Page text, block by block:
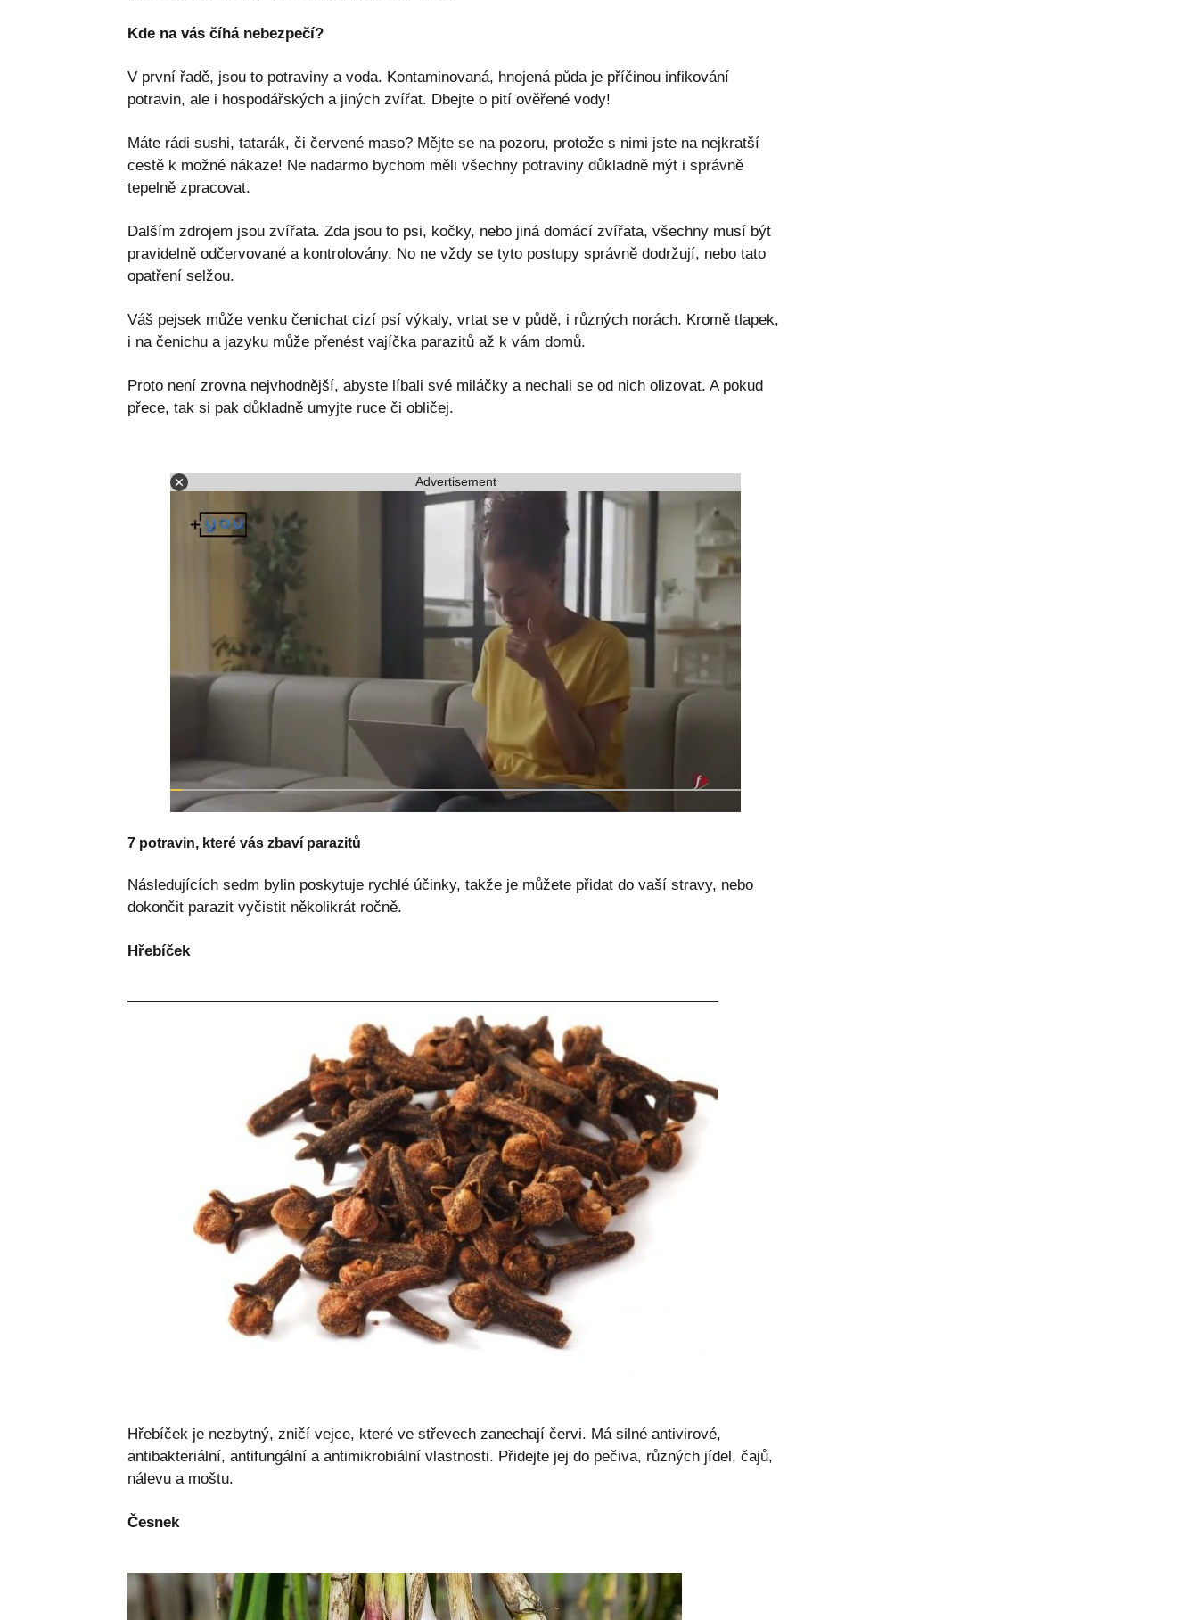
Kde na vás číhá nebezpečí?
V první řadě, jsou to potraviny a voda. Kontaminovaná, hnojená půda je příčinou infikování
potravin, ale i hospodářských a jiných zvířat. Dbejte o pití ověřené vody!
Máte rádi sushi, tatarák, či červené maso? Mějte se na pozoru, protože s nimi jste na nejkratší
cestě k možné nákaze! Ne nadarmo bychom měli všechny potraviny důkladně mýt i správně
tepelně zpracovat.
Dalším zdrojem jsou zvířata. Zda jsou to psi, kočky, nebo jiná domácí zvířata, všechny musí být
pravidelně odčervované a kontrolovány. No ne vždy se tyto postupy správně dodržují, nebo tato
opatření selžou.
Váš pejsek může venku čenichat cizí psí výkaly, vrtat se v půdě, i různých norách. Kromě tlapek,
i na čenichu a jazyku může přenést vajíčka parazitů až k vám domů.
Proto není zrovna nejvhodnější, abyste líbali své miláčky a nechali se od nich olizovat. A pokud
přece, tak si pak důkladně umyjte ruce či obličej.
Advertisement
7 potravin, které vás zbaví parazitů
Následujících sedm bylin poskytuje rychlé účinky, takže je můžete přidat do vaší stravy, nebo
dokončit parazit vyčistit několikrát ročně.
Hřebíček
Hřebíček je nezbytný, zničí vejce, které ve střevech zanechají červi. Má silné antivirové,
antibakteriální, antifungální a antimikrobiální vlastnosti. Přidejte jej do pečiva, různých jídel, čajů,
nálevu a moštu.
Česnek